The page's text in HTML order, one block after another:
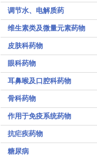
调节水、电解质药
维生素类及微量元素药物
皮肤科药物
眼科药物
耳鼻喉及口腔科药物
骨科药物
作用于免疫系统药物
抗疟疾药物
糖尿病